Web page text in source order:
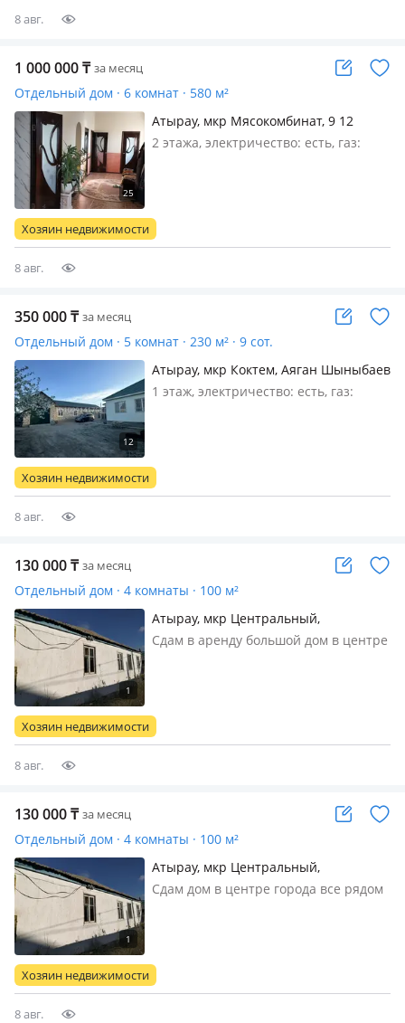
8 авг.
1 000 000₸ за месяц
Отдельный дом · 6 комнат · 580 м²
Атырау, мкр Мясокомбинат, 9 12
2 этажа, электричество: есть, газ:
рядом с рынком ТОО Дина, Вокзал,
мкр Алмагуль, мкр Привокзальный.
Хозяин недвижимости
8 авг.
350 000₸ за месяц
Отдельный дом · 5 комнат · 230 м² · 9 сот.
Атырау, мкр Коктем, Аяган Шыныбаев
20 — Рядом школа и садик
1 этаж, электричество: есть, газ:
бар, ұзак мерзімге жалға беріледі
Хозяин недвижимости
8 авг.
130 000₸ за месяц
Отдельный дом · 4 комнаты · 100 м²
Атырау, мкр Центральный,
Каженбаева 28
Сдам в аренду большой дом в центре
Хозяин недвижимости
8 авг.
130 000₸ за месяц
Отдельный дом · 4 комнаты · 100 м²
Атырау, мкр Центральный,
Каженбаева 28
Сдам дом в центре города все рядом
Хозяин недвижимости
8 авг.